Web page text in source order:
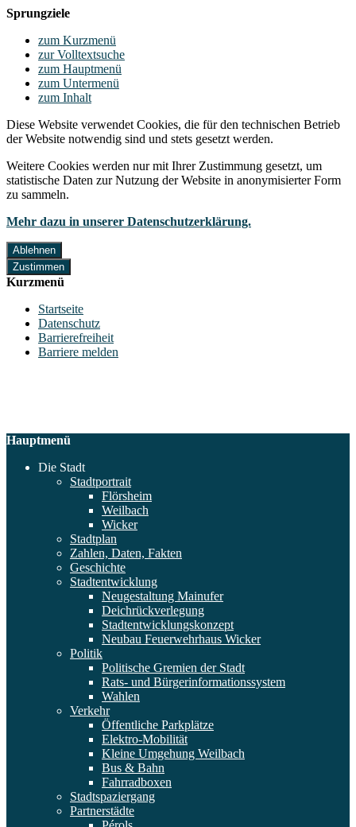
Sprungziele
zum Kurzmenü
zur Volltextsuche
zum Hauptmenü
zum Untermenü
zum Inhalt
Diese Website verwendet Cookies, die für den technischen Betrieb
der Website notwendig sind und stets gesetzt werden.
Weitere Cookies werden nur mit Ihrer Zustimmung gesetzt, um
statistische Daten zur Nutzung der Website in anonymisierter Form
zu sammeln.
Mehr dazu in unserer Datenschutzerklärung.
Ablehnen
Zustimmen
Kurzmenü
Startseite
Datenschutz
Barrierefreiheit
Barriere melden
Hauptmenü
Die Stadt
Stadtportrait
Flörsheim
Weilbach
Wicker
Stadtplan
Zahlen, Daten, Fakten
Geschichte
Stadtentwicklung
Neugestaltung Mainufer
Deichrückverlegung
Stadtentwicklungskonzept
Neubau Feuerwehrhaus Wicker
Politik
Politische Gremien der Stadt
Rats- und Bürgerinformationssystem
Wahlen
Verkehr
Öffentliche Parkplätze
Elektro-Mobilität
Kleine Umgehung Weilbach
Bus & Bahn
Fahrradboxen
Stadtspaziergang
Partnerstädte